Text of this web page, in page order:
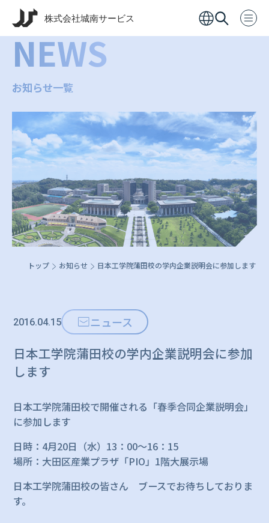
NEWS
お知らせ一覧
トップ お知らせ 日本工学院蒲田校の学内企業説明会に参加します
2016.04.15 ニュース
日本工学院蒲田校の学内企業説明会に参加
します
日本工学院蒲田校で開催される「春季合同企業説明会」
に参加します
日時：4月20日（水）13：00～16：15
場所：大田区産業プラザ「PIO」1階大展示場
日本工学院蒲田校の皆さん ブースでお待ちしておりま
す。